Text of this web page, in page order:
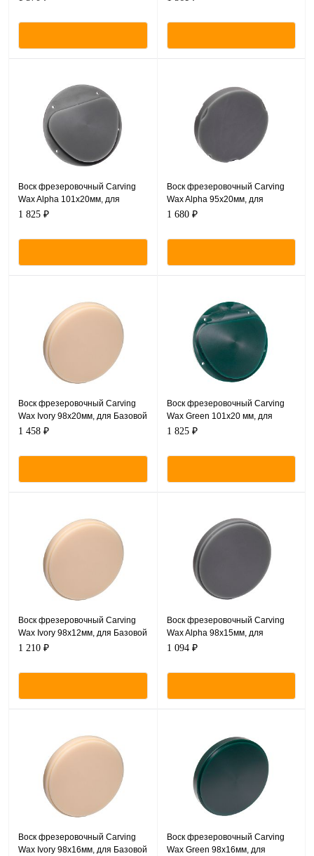
Воск фрезеровочный Carving
Wax Alpha 101х20мм, для
Amann Girrbach CAM/CAM
1 825 ₽
Воск фрезеровочный Carving
Wax Alpha 95х20мм, для
Zirkonzahn CAM/CAM
1 680 ₽
Воск фрезеровочный Carving
Wax Ivory 98х20мм, для Базовой
системы - CAM/CAM
1 458 ₽
Воск фрезеровочный Carving
Wax Green 101х20 мм, для
Amann Girrbach CAM/CAM
1 825 ₽
Воск фрезеровочный Carving
Wax Ivory 98х12мм, для Базовой
системы - CAM/CAM
1 210 ₽
Воск фрезеровочный Carving
Wax Alpha 98х15мм, для
Базовой системы - CAM/CAM
1 094 ₽
Воск фрезеровочный Carving
Wax Ivory 98х16мм, для Базовой
Воск фрезеровочный Carving
Wax Green 98х16мм, для